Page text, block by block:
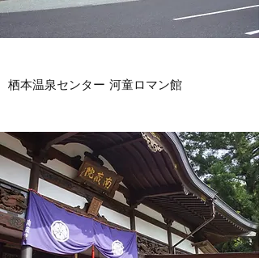
栖本温泉センター 河童ロマン館